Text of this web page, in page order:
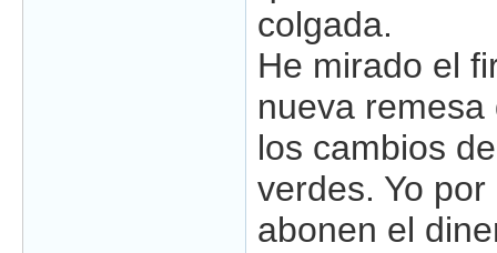
colgada.
He mirado el
nueva
los cambios
verdes. Yo
abonen el